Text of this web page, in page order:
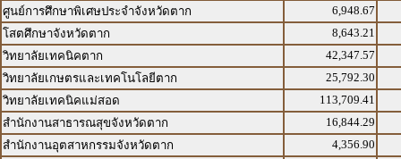
ศูนย์การศึกษาพิเศษประจำจังหวัดตาก
6,948.67
โสตศึกษาจังหวัดตาก
8,643.21
วิทยาลัยเทคนิคตาก
42,347.57
วิทยาลัยเกษตรและเทคโนโลยีตาก
25,792.30
วิทยาลัยเทคนิคแม่สอด
113,709.41
สำนักงานสาธารณสุขจังหวัดตาก
16,844.29
สำนักงานอุตสาหกรรมจังหวัดตาก
4,356.90